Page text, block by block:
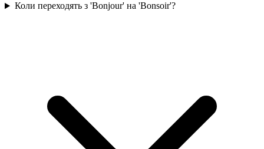
Коли переходять з 'Bonjour' на 'Bonsoir'?